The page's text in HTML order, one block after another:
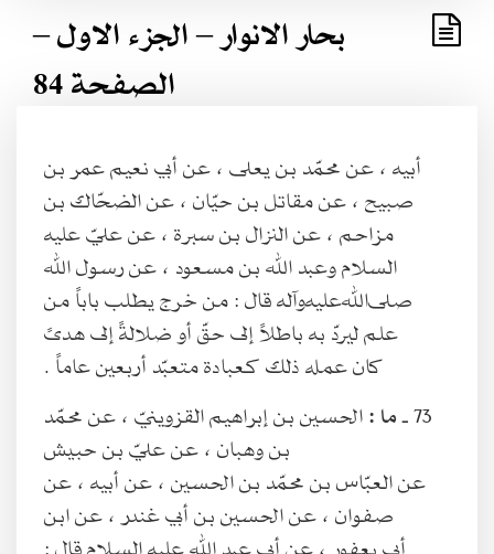
بحار الانوار – الجزء الاول –
الصفحة 84
أبيه ، عن محمّد بن يعلى ، عن أبي نعيم عمر بن
صبيح ، عن مقاتل بن حيّان ، عن الضحّاك بن
مزاحم ، عن النزال بن سبرة ، عن عليّ عليه
السلام وعبد الله بن مسعود ، عن رسول الله
صلى‌الله‌عليه‌وآله قال : من خرج يطلب باباً من
علم ليردّ به باطلاً إلى حقّ أو ضلالةً إلى هدىً
كان عمله ذلك كعبادة متعبّد أربعين عاماً .
73 ـ ما :الحسين بن إبراهيم القزوينيّ ، عن محمّد
بن وهبان ، عن عليّ بن حبيش
عن العبّاس بن محمّد بن الحسين ، عن أبيه ، عن
صفوان ، عن الحسين بن أبي غندر ، عن ابن